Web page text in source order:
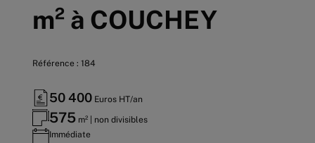
m² à COUCHEY
Référence : 184
50 400 Euros HT/an
575 m² | non divisibles
Immédiate